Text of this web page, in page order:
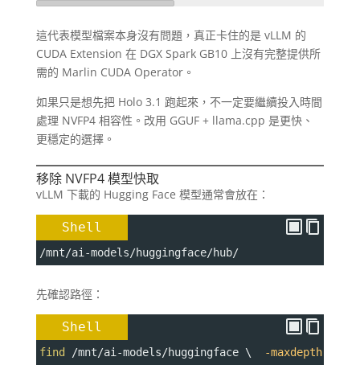
這代表模型檔案本身沒有問題，真正卡住的是 vLLM 的
CUDA Extension 在 DGX Spark GB10 上沒有完整提供所
需的 Marlin CUDA Operator。
如果只是想先把 Holo 3.1 跑起來，不一定要繼續投入時間
處理 NVFP4 相容性。改用 GGUF + llama.cpp 是更快、
更穩定的選擇。
移除 NVFP4 模型快取
vLLM 下載的 Hugging Face 模型通常會放在：
Shell
/mnt/ai-models/huggingface/hub/
先確認路徑：
Shell
find /mnt/ai-models/huggingface \ -maxdepth